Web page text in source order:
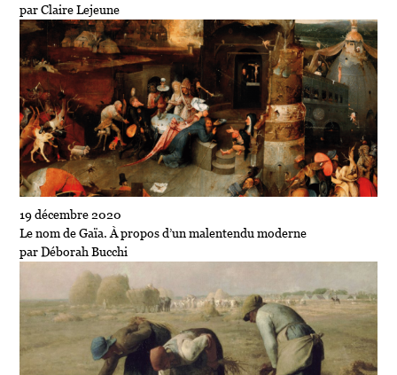
par Claire Lejeune
19 décembre 2020
Le nom de Gaïa. À propos d’un malentendu moderne
par Déborah Bucchi